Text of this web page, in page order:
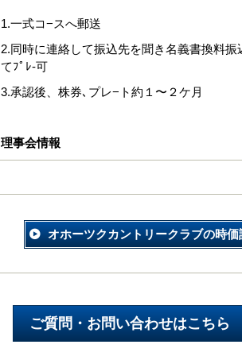
1.一式コ−スへ郵送
2.同時に連絡して振込先を聞き名義書換料
てﾌﾟﾚ-可
3.承認後、株券､プレ−ト約１〜２ケ月
理事会情報
オホーツクカントリークラブの時価